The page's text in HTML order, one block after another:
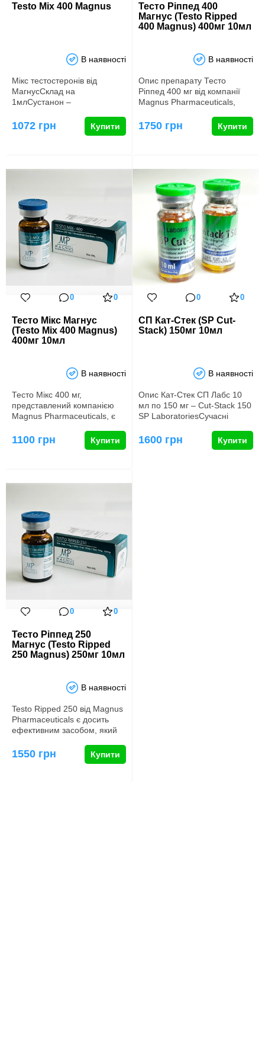
Testo Mix 400 Magnus
В наявності
Мікс тестостеронів від
МагнусСклад на
1млСустанон –
– 150мг
1072 грн Купити
Тесто Ріппед 400
Магнус (Testo Ripped
400 Magnus) 400мг 10мл
В наявності
Опис препарату Тесто
Ріппед 400 мг від компанії
Magnus Pharmaceuticals,
Ripp…
1750 грн Купити
0 0
Тесто Мікс Магнус
(Testo Mix 400 Magnus)
400мг 10мл
В наявності
Тесто Мікс 400 мг,
представлений компанією
Magnus Pharmaceuticals, є
тестостер…
1100 грн Купити
0 0
СП Кат-Стек (SP Cut-
Stack) 150мг 10мл
В наявності
Опис Кат-Стек СП Лабс 10
мл по 150 мг – Cut-Stack 150
SP LaboratoriesСучасні
1600 грн Купити
0 0
Тесто Ріппед 250
Магнус (Testo Ripped
250 Magnus) 250мг 10мл
В наявності
Testo Ripped 250 від Magnus
Pharmaceuticals є досить
ефективним засобом, який
1550 грн Купити